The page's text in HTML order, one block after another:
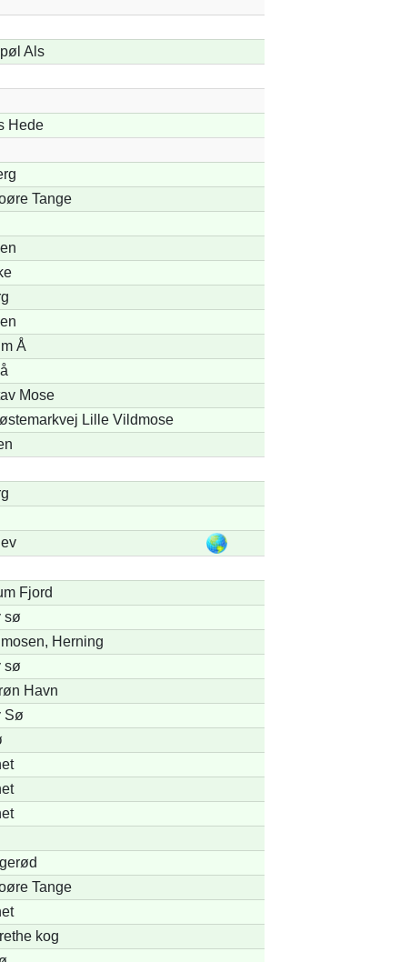
Als
Hede
Tange
Å
Mose
Lille Vildmose
Fjord
sø
Herning
sø
Havn
Sø
Tange
kog